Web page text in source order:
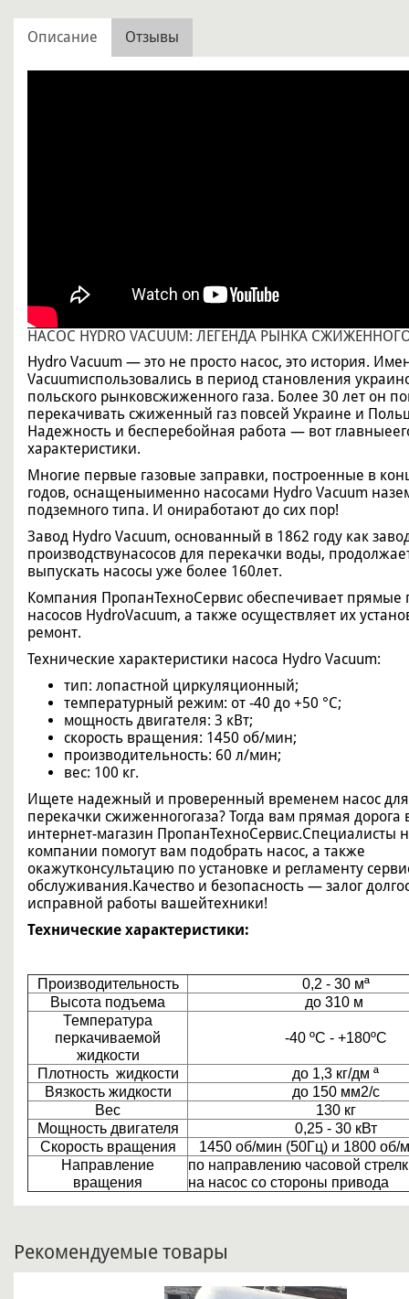
Описание Отзывы
НАСОС HYDRO VACUUM: ЛЕГЕНДА РЫНКА
Hydro Vacuum ― это не просто насос, это история.
Vacuumиспользовались в период становления
польского рынковсжиженного газа. Более 30 лет он
перекачивать сжиженный газ повсей Украине и
Надежность и бесперебойная работа ― вот
характеристики.
Многие первые газовые заправки, построенные в
годов, оснащеныименно насосами Hydro Vacuum
подземного типа. И ониработают до сих пор!
Завод Hydro Vacuum, основанный в 1862 году как
производствунасосов для перекачки воды,
выпускать насосы уже более 160лет.
Компания ПропанТехноСервис обеспечивает прямые
насосов HydroVacuum, а также осуществляет их
ремонт.
Технические характеристики насоса Hydro Vacuum:
тип: лопастной циркуляционный;
температурный режим: от -40 до +50 °C;
мощность двигателя: 3 кВт;
скорость вращения: 1450 об/мин;
производительность: 60 л/мин;
вес: 100 кг.
Ищете надежный и проверенный временем насос для
перекачки сжиженногогаза? Тогда вам прямая дорога
интернет-магазин ПропанТехноСервис.Специалисты
компании помогут вам подобрать насос, а также
окажутконсультацию по установке и регламенту
обслуживания.Качество и безопасность ― залог
исправной работы вашейтехники!
Технические характеристики:
Производительность
0,2 - 30 мª
Высота подъема
до 310 м
Температура
перкачиваемой
жидкости
-40 ºС - +180ºС
Плотность жидкости
до 1,3 кг/дм ª
Вязкость жидкости
до 150 мм2/с
Вес
130 кг
Мощность двигателя
0,25 - 30 кВт
Скорость вращения
1450 об/мин (50Гц) и 1800 об/
Направление
вращения
по направлению часовой
на насос со стороны привода
Рекомендуемые товары